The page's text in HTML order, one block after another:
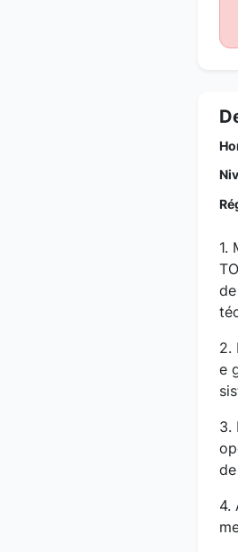
1.
2.
e
3.
4.